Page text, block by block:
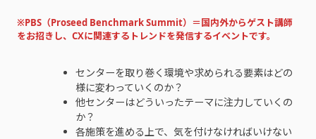
※PBS（Proseed Benchmark Summit）＝国内外からゲスト講師
をお招きし、CXに関連するトレンドを発信するイベントです。
センターを取り巻く環境や求められる要素はどの
様に変わっていくのか？
他センターはどういったテーマに注力していくの
か？
各施策を進める上で、気を付けなければいけない